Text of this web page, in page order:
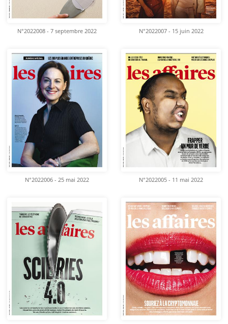
N°2022008 - 7 septembre 2022 N°2022007 - 15 juin 2022
N°2022006 - 25 mai 2022 N°2022005 - 11 mai 2022